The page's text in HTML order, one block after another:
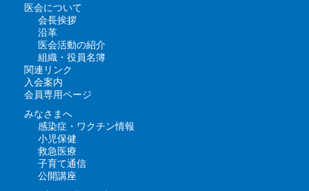
医会について
会長挨拶
沿革
医会活動の紹介
組織・役員名簿
関連リンク
入会案内
会員専用ページ
みなさまへ
感染症・ワクチン情報
小児保健
救急医療
子育て通信
公開講座